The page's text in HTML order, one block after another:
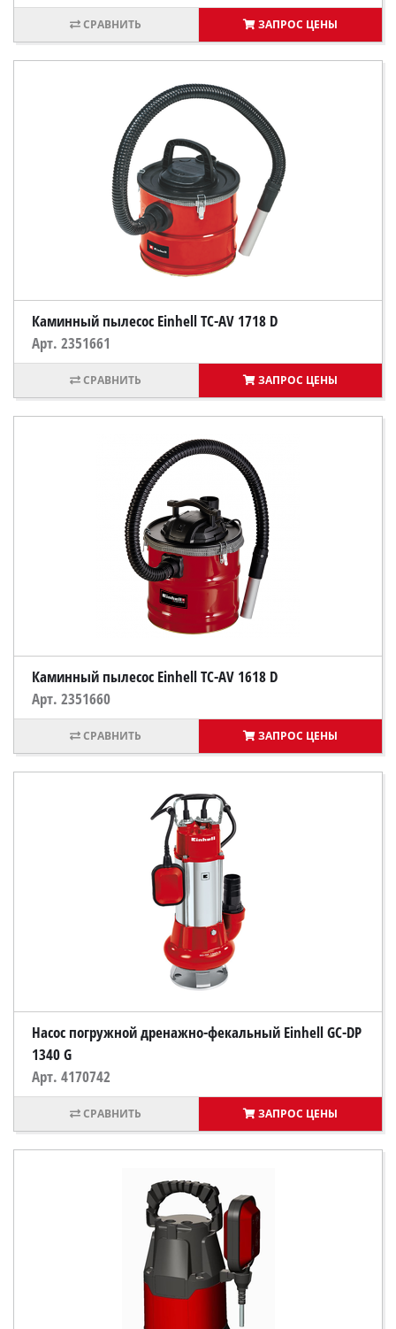
ЗАПРОС ЦЕНЫ
Каминный пылесос Einhell TC-AV 1718 D
Арт. 2351661
ЗАПРОС ЦЕНЫ
Каминный пылесос Einhell TC-AV 1618 D
Арт. 2351660
ЗАПРОС ЦЕНЫ
Насос погружной дренажно-фекальный Einhell GC-DP
1340 G
Арт. 4170742
ЗАПРОС ЦЕНЫ